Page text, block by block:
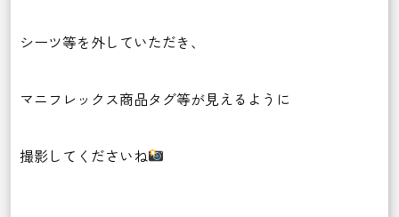
シーツ等を外していただき、
マニフレックス商品タグ等が見えるように
撮影してくださいね